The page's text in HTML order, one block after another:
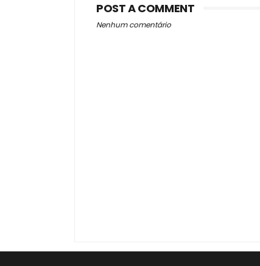
POST A COMMENT
Nenhum comentário